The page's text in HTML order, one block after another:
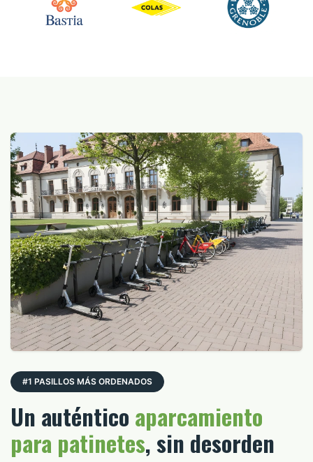
#1 PASILLOS MÁS ORDENADOS
Un auténtico aparcamiento
para patinetes, sin desorden